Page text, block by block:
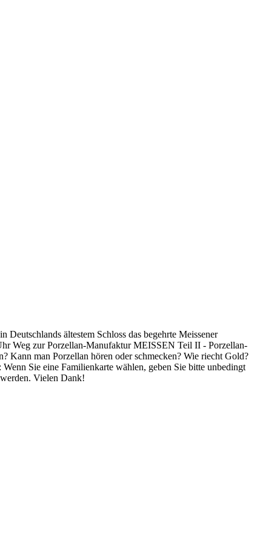
ältestem Schloss das begehrte Meissener
Weg zur Porzellan-Manufaktur MEISSEN Teil II - Porzellan-
Kann man Porzellan hören oder schmecken? Wie riecht Gold?
Sie eine Familienkarte wählen, geben Sie bitte unbedingt
Vielen Dank!